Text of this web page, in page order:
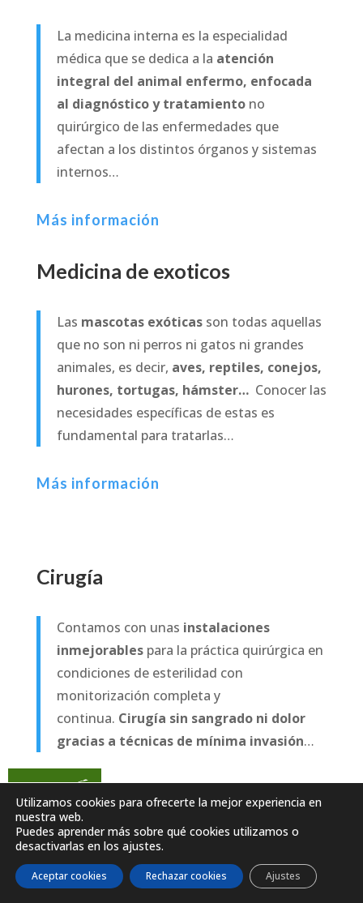
La medicina interna es la especialidad
médica que se dedica a la atención
integral del animal enfermo, enfocada
al diagnóstico y tratamientono
quirúrgico de las enfermedades que
afectan a los distintos órganos y sistemas
internos…
Más información
Medicina de exoticos
Las mascotas exóticasson todas aquellas
que no son ni perros ni gatos ni grandes
animales, es decir, aves, reptiles, conejos,
hurones, tortugas, hámster… Conocer las
necesidades específicas de estas es
fundamental para tratarlas…
Más información
Cirugía
Contamos con unas instalaciones
inmejorablespara la práctica quirúrgica en
condiciones de esterilidad con
monitorización completa y
continua. Cirugía sin sangrado ni dolor
gracias a técnicas de mínima invasión…
Más información
Diagnostico por Imagen
Trabajamos con equipos de última
Utilizamos cookies para ofrecerte la mejor experiencia en
nuestra web.
Puedes aprender más sobre qué cookies utilizamos o
desactivarlas en los ajustes.
Aceptar cookies Rechazar cookies Ajustes